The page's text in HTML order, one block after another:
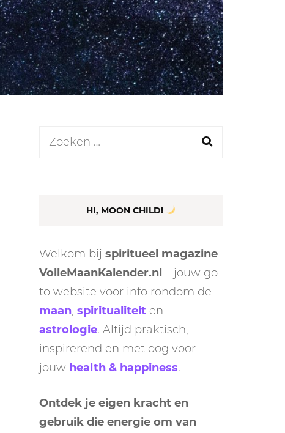
Zoeken
HI, MOON CHILD!
Welkom bij spiritueel magazine
VolleMaanKalender.nl – jouw go-
to website voor info rondom de
maan, spiritualiteit en
astrologie. Altijd praktisch,
inspirerend en met oog voor
jouw health & happiness.
Ontdek je eigen kracht en
gebruik die energie om van